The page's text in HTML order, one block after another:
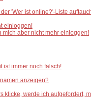
'Wer ist online?'-Liste
einloggen!
mich aber nicht mehr einloggen!
ist immer noch falsch!
anzeigen?
klicke, werde ich aufgefordert,